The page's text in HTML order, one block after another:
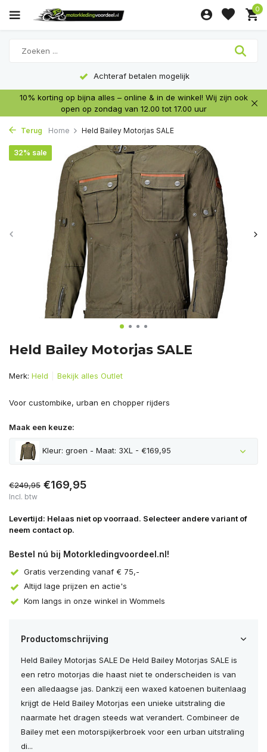
0
Achteraf betalen mogelijk
10% korting op bijna alles – online & in de winkel! Wij zijn ook
open op zondag van 12.00 tot 17.00 uur
Terug Home Held Bailey Motorjas SALE
Held Bailey Motorjas SALE
32% sale
Merk: Held Bekijk alles Outlet
Voor custombike, urban en chopper rijders
Maak een keuze:
Kleur: groen - Maat: 3XL - €169,95
€249,95 €169,95
Incl. btw
Levertijd: Helaas niet op voorraad. Selecteer andere variant of
neem contact op.
Bestel nú bij Motorkledingvoordeel.nl!
Gratis verzending vanaf € 75,-
Altijd lage prijzen en actie's
Kom langs in onze winkel in Wommels
Productomschrijving
Held Bailey Motorjas SALE De Held Bailey Motorjas SALE is
een retro motorjas die haast niet te onderscheiden is van
een alledaagse jas. Dankzij een waxed katoenen buitenlaag
krijgt de Held Bailey Motorjas een unieke uitstraling die
naarmate het dragen steeds wat verandert. Combineer de
Bailey met een motorspijkerbroek voor een urban uitstraling
di...